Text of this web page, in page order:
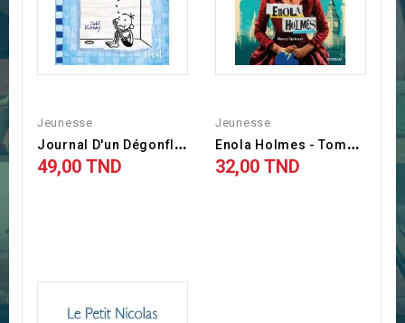
Jeunesse
J
Ournal D'un Dégonflé -...
49,00 TND
Jeunesse
E
Nola Holmes - Tome 1 : Les...
32,00 TND